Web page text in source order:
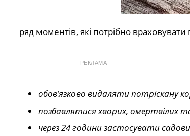
ряд моментів, які потрібно враховувати
РЕКЛАМА
обов’язково видаляти потріскану
позбавлятися хворих, омертвілих та
через 24 години застосувати